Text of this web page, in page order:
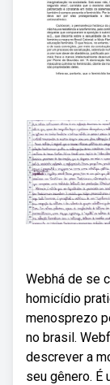
Webhá de se
homicídio
menosprezo
no brasil.
descrever a
seu gênero. É